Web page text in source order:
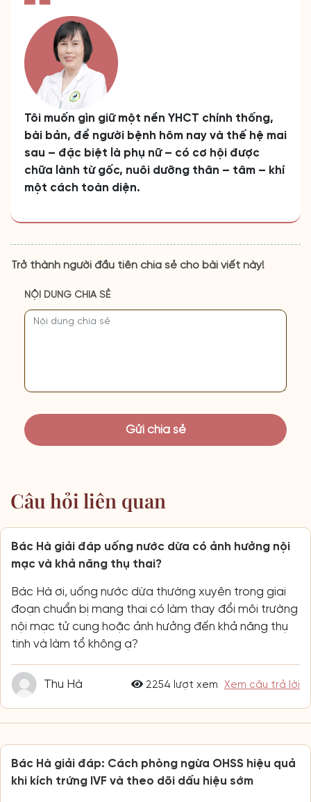
Tôi muốn gìn giữ một nền YHCT chính thống,
bài bản, để người bệnh hôm nay và thế hệ mai
sau – đặc biệt là phụ nữ – có cơ hội được
chữa lành từ gốc, nuôi dưỡng thân – tâm – khí
một cách toàn diện.
Trở thành người đầu tiên chia sẻ cho bài viết này!
NỘI DUNG CHIA SẺ
Câu hỏi liên quan
Bác Hà giải đáp uống nước dừa có ảnh hưởng nội
mạc và khả năng thụ thai?
Bác Hà ơi, uống nước dừa thường xuyên trong giai
đoạn chuẩn bị mang thai có làm thay đổi môi trường
nội mạc tử cung hoặc ảnh hưởng đến khả năng thụ
tinh và làm tổ không ạ?
Thu Hà 2254 lượt xem Xem câu trả lời
Bác Hà giải đáp: Cách phòng ngừa OHSS hiệu quả
khi kích trứng IVF và theo dõi dấu hiệu sớm